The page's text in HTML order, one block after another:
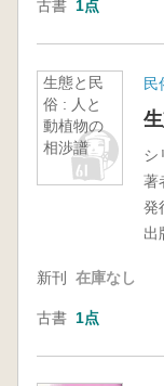
古書 1点
生態と民
俗 : 人と
動植物の
相渉譜
民
シ
著
発
出
新刊 在庫なし
古書 1点